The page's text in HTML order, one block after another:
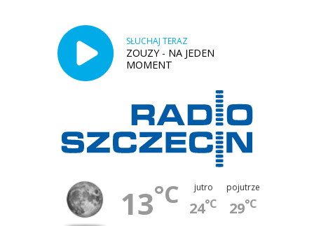
SŁUCHAJ TERAZ
ZOUZY - NA JEDEN
MOMENT
13°C jutro
24°C
pojutrze
29°C